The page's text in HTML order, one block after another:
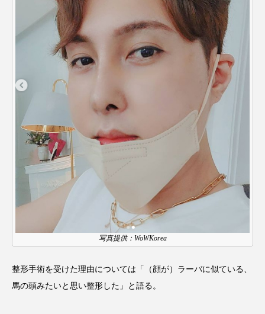
クルエルティフリー クレンジング
クローズアップ ケーススタディ
コグニティブヘルス コスト削減
コネクテッド・ビューティ コミュニケーション
コルチゾール
サステナブル美容
サプリ サロン戦略
サロン経営 サロン連略 シャネル
スカルプ クレンジング 頻度 スカルプケア
スキンケア スキンケア 習慣
写真提供：WoWKorea
整形手術を受けた理由については「（顔が）ラーバに似ている、
馬の頭みたいと思い整形した」と語る。